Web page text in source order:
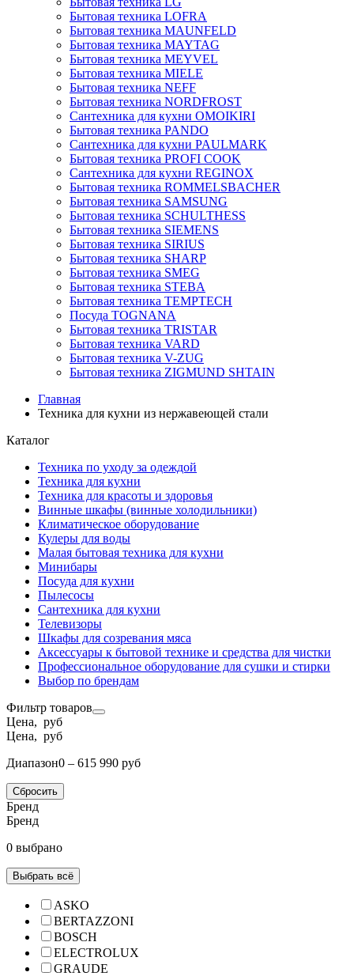
Бытовая техника LOFRA
Бытовая техника MAUNFELD
Бытовая техника MAYTAG
Бытовая техника MEYVEL
Бытовая техника MIELE
Бытовая техника NEFF
Бытовая техника NORDFROST
Сантехника для кухни OMOIKIRI
Бытовая техника PANDO
Сантехника для кухни PAULMARK
Бытовая техника PROFI COOK
Сантехника для кухни REGINOX
Бытовая техника ROMMELSBACHER
Бытовая техника SAMSUNG
Бытовая техника SCHULTHESS
Бытовая техника SIEMENS
Бытовая техника SIRIUS
Бытовая техника SHARP
Бытовая техника SMEG
Бытовая техника STEBA
Бытовая техника TEMPTECH
Посуда TOGNANA
Бытовая техника TRISTAR
Бытовая техника VARD
Бытовая техника V-ZUG
Бытовая техника ZIGMUND SHTAIN
Главная
Техника для кухни из нержавеющей стали
Каталог
Техника по уходу за одеждой
Техника для кухни
Техника для красоты и здоровья
Винные шкафы (винные холодильники)
Климатическое оборудование
Кулеры для воды
Малая бытовая техника для кухни
Минибары
Посуда для кухни
Пылесосы
Сантехника для кухни
Телевизоры
Шкафы для созревания мяса
Аксессуары к бытовой технике и средства для чистки
Профессиональное оборудование для сушки и стирки
Выбор по брендам
Фильтр товаров
Цена, руб
Цена, руб
Диапазон0 – 615 990 руб
Сбросить
Бренд
Бренд
0 выбрано
Выбрать всё
ASKO
BERTAZZONI
BOSCH
ELECTROLUX
GRAUDE